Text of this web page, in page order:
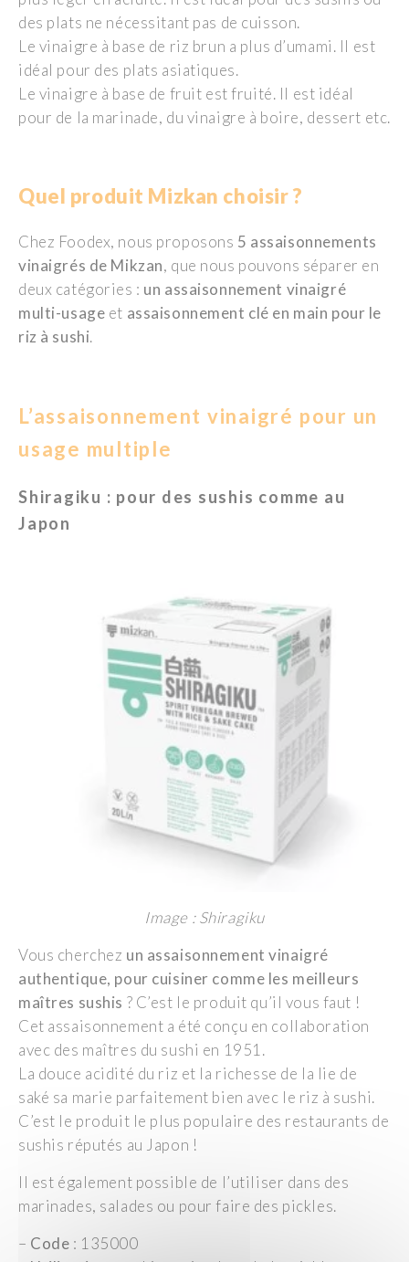
des plats ne nécessitant pas de cuisson.
Le vinaigre à base de riz brun a plus d’umami. Il est
idéal pour des plats asiatiques.
Le vinaigre à base de fruit est fruité. Il est idéal
pour de la marinade, du vinaigre à boire, dessert etc.
Quel produit Mizkan choisir ?
Chez Foodex, nous proposons 5 assaisonnements
vinaigrés de Mikzan, que nous pouvons séparer en
deux catégories : un assaisonnement vinaigré
multi-usage et assaisonnement clé en main pour le
riz à sushi.
L’assaisonnement vinaigré pour un
usage multiple
Shiragiku : pour des sushis comme au
Japon
Image : Shiragiku
Vous cherchez un assaisonnement vinaigré
authentique, pour cuisiner comme les meilleurs
maîtres sushis ? C’est le produit qu’il vous faut !
Cet assaisonnement a été conçu en collaboration
avec des maîtres du sushi en 1951.
La douce acidité du riz et la richesse de la lie de
saké sa marie parfaitement bien avec le riz à sushi.
C’est le produit le plus populaire des restaurants de
sushis réputés au Japon !
Il est également possible de l’utiliser dans des
marinades, salades ou pour faire des pickles.
– Code : 135000